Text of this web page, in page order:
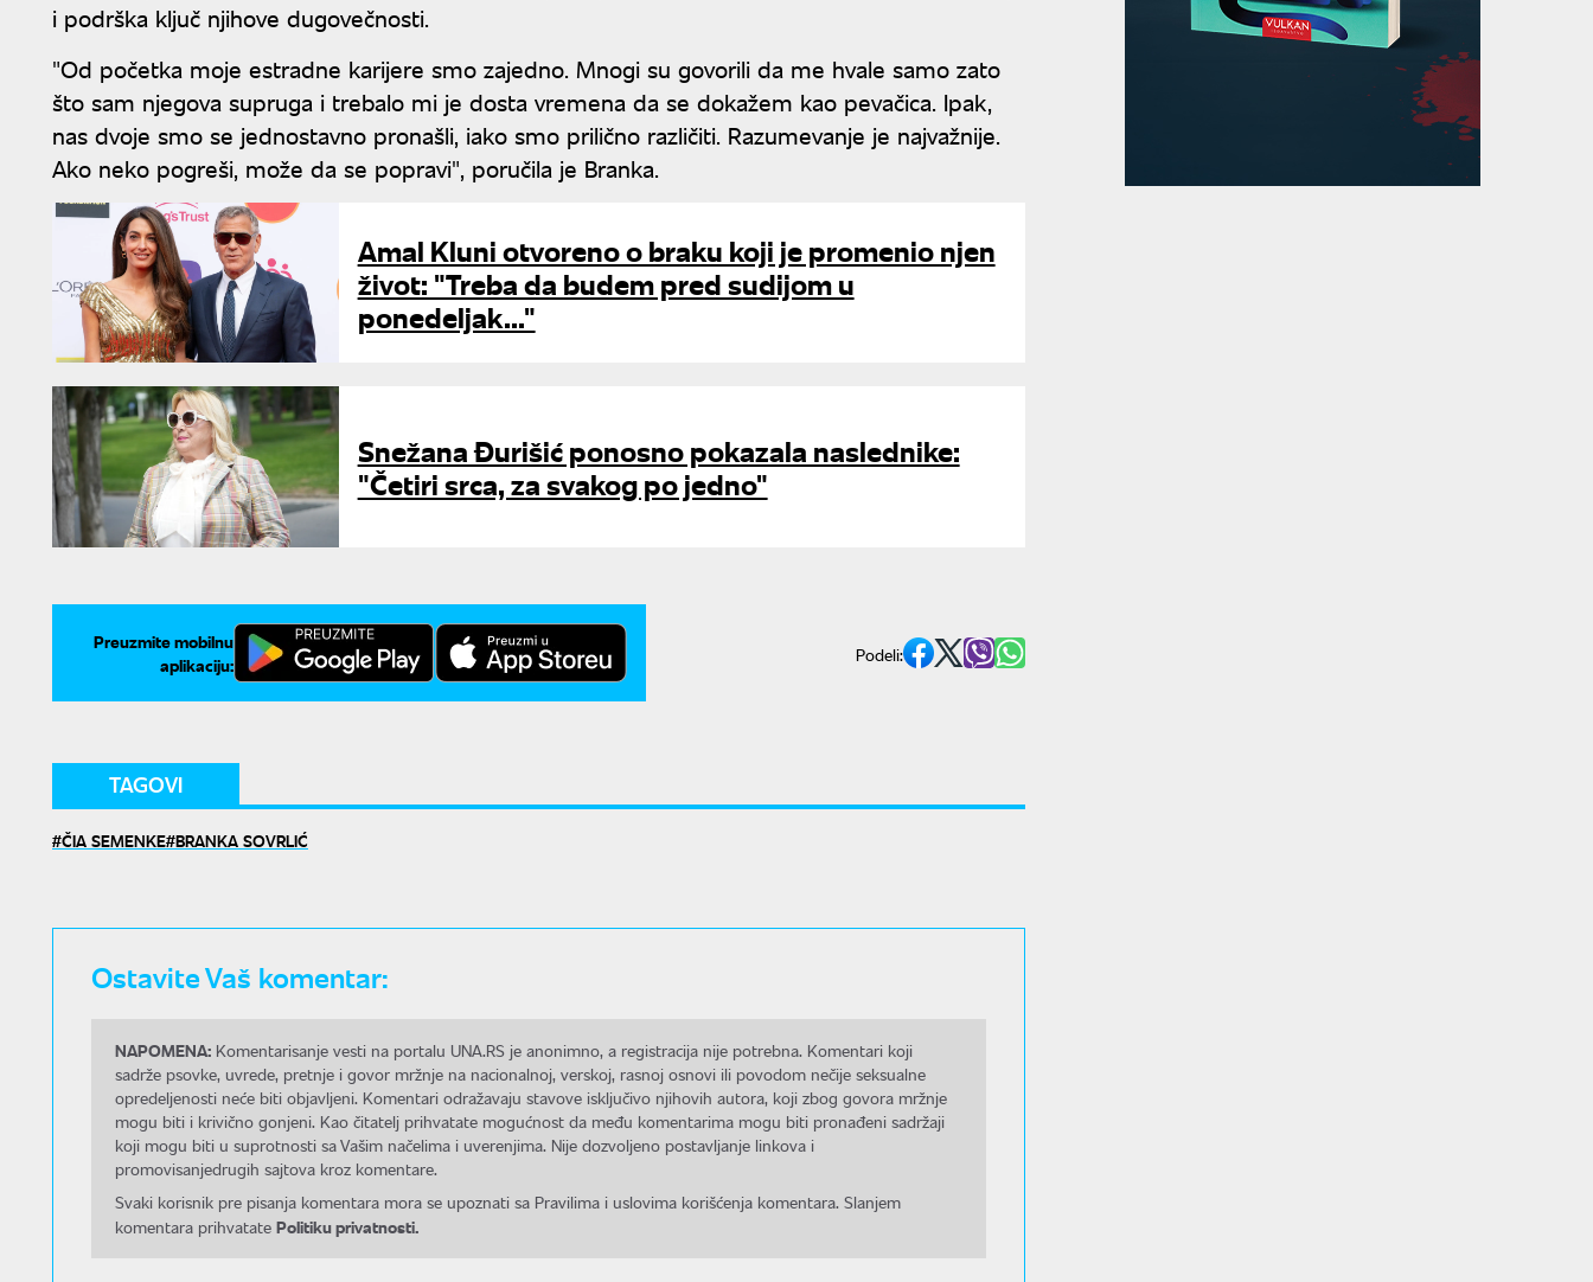
i podrška ključ njihove dugovečnosti.
"Od početka moje estradne karijere smo zajedno. Mnogi su govorili da me hvale samo zato
što sam njegova supruga i trebalo mi je dosta vremena da se dokažem kao pevačica. Ipak,
nas dvoje smo se jednostavno pronašli, iako smo prilično različiti. Razumevanje je najvažnije.
Ako neko pogreši, može da se popravi", poručila je Branka.
Amal Kluni otvoreno o braku koji je promenio njen
život: "Treba da budem pred sudijom u
ponedeljak..."
Snežana Đurišić ponosno pokazala naslednike:
"Četiri srca, za svakog po jedno"
Preuzmite mobilnu
aplikaciju:
Podeli:
TAGOVI
ČIA SEMENKE BRANKA SOVRLIĆ
Ostavite Vaš komentar:
NAPOMENA: Komentarisanje vesti na portalu UNA.RS je anonimno, a registracija nije potrebna. Komentari koji
sadrže psovke, uvrede, pretnje i govor mržnje na nacionalnoj, verskoj, rasnoj osnovi ili povodom nečije seksualne
opredeljenosti neće biti objavljeni. Komentari odražavaju stavove isključivo njihovih autora, koji zbog govora mržnje
mogu biti i krivično gonjeni. Kao čitatelj prihvatate mogućnost da među komentarima mogu biti pronađeni sadržaji
koji mogu biti u suprotnosti sa Vašim načelima i uverenjima. Nije dozvoljeno postavljanje linkova i
promovisanjedrugih sajtova kroz komentare.
Svaki korisnik pre pisanja komentara mora se upoznati sa Pravilima i uslovima korišćenja komentara. Slanjem
komentara prihvatate Politiku privatnosti.